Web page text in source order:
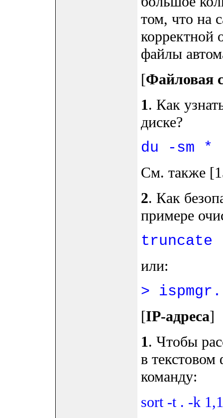
том, что на
корректной
файлы
[Файловая
1. Как
диске?
du -sm
См. также
2. Как
примере
truncate
или:
>
[IP-адреса]
1. Чтобы
в
команду:
sort -t . -k